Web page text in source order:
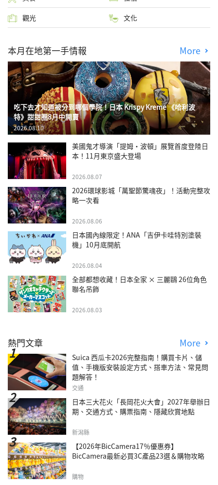
觀光 文化
本月在地第一手情報 More
吃下去才知道被分到哪個學院！日本 Krispy Kreme 《哈利波
特》甜甜圈8月中開賣
2026.08.10
美國鬼才導演「提姆・波頓」展覽首度登陸日
本！11月東京盛大登場
2026.08.07
2026環球影城「萬聖節驚魂夜」！活動完整攻
略一次看
2026.08.06
日本國內線限定！ANA「吉伊卡哇特別塗裝
機」10月底開航
2026.08.04
全部都想收藏！日本全家 × 三麗鷗 26位角色
聯名吊飾
2026.08.03
熱門文章 More
Suica 西瓜卡2026完整指南！購買卡片、儲
值、手機版安裝設定方式、搭車方法、常見問
題解答！
交通
日本三大花火「長岡花火大會」2027年舉辦日
期、交通方式、購票指南、隱藏欣賞地點
新潟縣
【2026年BicCamera17％優惠券】
BicCamera最新必買3C產品23選＆購物攻略
購物